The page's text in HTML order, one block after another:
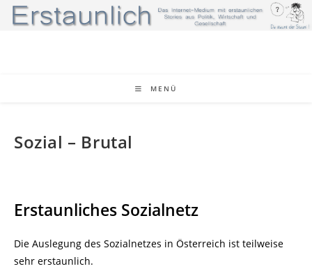
Zum
Inhalt
MENÜ
Sozial – Brutal
Erstaunliches Sozialnetz
Die Auslegung des Sozialnetzes in Österreich ist teilweise
sehr erstaunlich.